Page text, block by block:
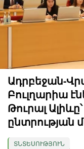
Ադրբեջան-
Բուլղարիա
Թուրալ
ընտրության
ՏՆՏԵՍՈՒԹՅՈՒՆ